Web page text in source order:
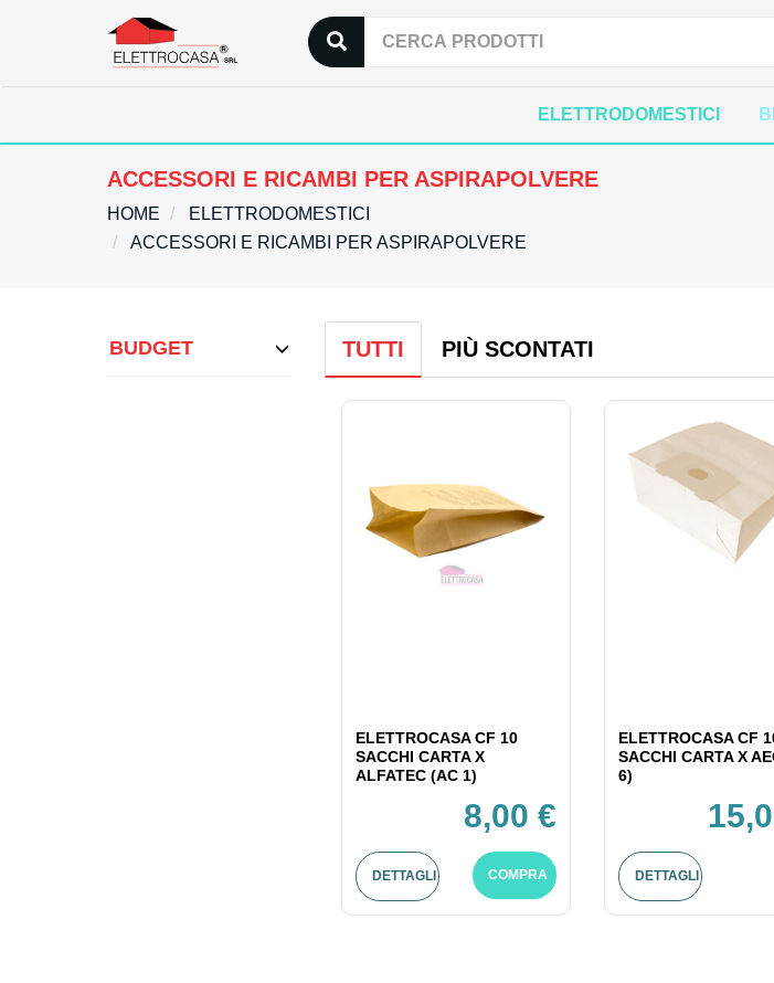
ELETTRODOMESTICI
ACCESSORI E RICAMBI PER ASPIRAPOLVERE
HOME
ELETTRODOMESTICI
ACCESSORI E RICAMBI PER ASPIRAPOLVERE
BUDGET TUTTI PIÙ SCONTATI
ELETTROCASA CF 10
SACCHI CARTA X
ALFATEC (AC 1)
8,00 €
DETTAGLI COMPRA
ELETTROCASA CF
SACCHI CARTA X
6)
DETTAGLI